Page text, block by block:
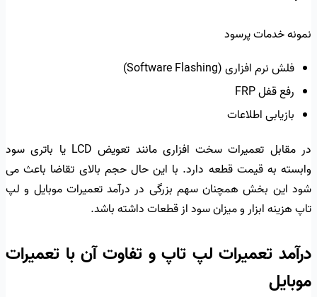
نمونه خدمات پرسود
فلش نرم افزاری (Software Flashing)
رفع قفل FRP
بازیابی اطلاعات
در مقابل تعمیرات سخت افزاری مانند تعویض LCD یا باتری سود
وابسته به قیمت قطعه دارد. با این حال حجم بالای تقاضا باعث می
شود این بخش همچنان سهم بزرگی در درآمد تعمیرات موبایل و لپ
تاپ هزینه ابزار و میزان سود از قطعات داشته باشد.
درآمد تعمیرات لپ تاپ و تفاوت آن با تعمیرات
موبایل